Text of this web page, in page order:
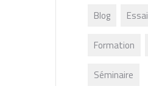
Blog Essai
Formation
Séminaire